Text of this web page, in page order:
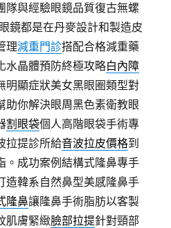
隊與經驗眼鏡品質復古無螺
鏡都是在丹麥設計和製造皮
理減重門診搭配合格減重藥
水晶體預防終極攻略白內障
明顯症狀美女黑眼圈類型對
助你解決眼周黑色素衛教眼
割眼袋個人高階眼袋手術專
拉提診所給音波拉皮價格到
。成功案例結構式隆鼻專手
造韓系自然鼻型美感隆鼻手
隆鼻讓隆鼻手術脂肪以客製
肌膚緊緻臉部拉提針對頸部